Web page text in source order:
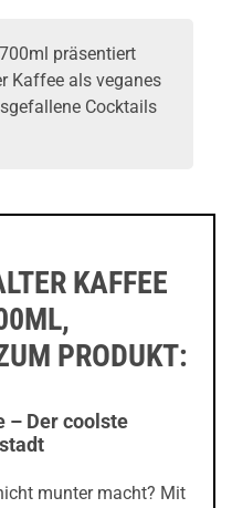
präsentiert
Kaffee als veganes
Cocktails
KAFFEE
PRODUKT:
– Der coolste
munter macht? Mit